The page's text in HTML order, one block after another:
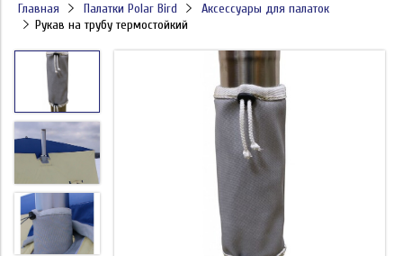
Главная Палатки Polar Bird
Аксессуары для палаток
Рукав на трубу термостойкий